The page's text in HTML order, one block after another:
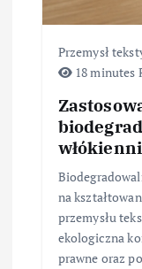
Przemysł
18 minutes
na
przemysłu
ekologiczna
prawne oraz